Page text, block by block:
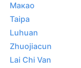
Макао
Taipa
Luhuan
Zhuojiacun
Lai Chi Van